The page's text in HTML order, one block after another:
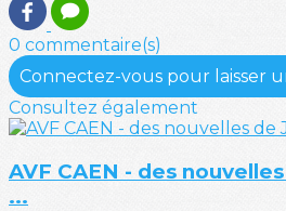
0 commentaire(s)
Connectez-vous pour laisser
Consultez également
AVF CAEN - des
...